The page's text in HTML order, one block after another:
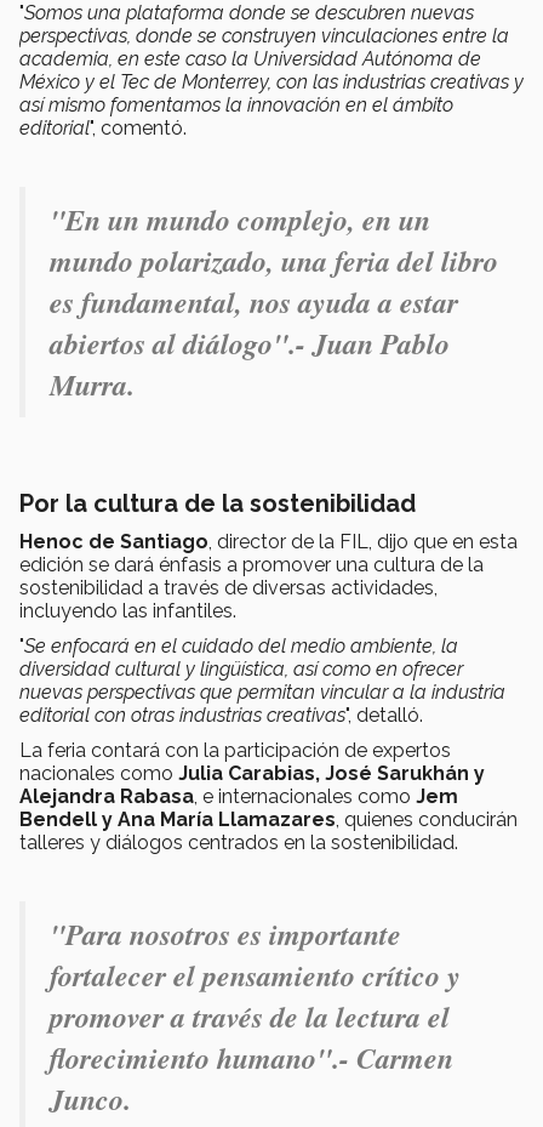
"Somos una plataforma donde se descubren nuevas
perspectivas, donde se construyen vinculaciones entre la
academia, en este caso la Universidad Autónoma de
México y el Tec de Monterrey, con las industrias creativas y
así mismo fomentamos la innovación en el ámbito
editorial", comentó.
"En un mundo complejo, en un
mundo polarizado, una feria del libro
es fundamental, nos ayuda a estar
abiertos al diálogo".- Juan Pablo
Murra.
Por la cultura de la sostenibilidad
Henoc de Santiago, director de la FIL, dijo que en esta
edición se dará énfasis a promover una cultura de la
sostenibilidad a través de diversas actividades,
incluyendo las infantiles.
"Se enfocará en el cuidado del medio ambiente, la
diversidad cultural y lingüística, así como en ofrecer
nuevas perspectivas que permitan vincular a la industria
editorial con otras industrias creativas", detalló.
La feria contará con la participación de expertos
nacionales como Julia Carabias, José Sarukhán y
Alejandra Rabasa, e internacionales como Jem
Bendell y Ana María Llamazares, quienes conducirán
talleres y diálogos centrados en la sostenibilidad.
"Para nosotros es importante
fortalecer el pensamiento crítico y
promover a través de la lectura el
florecimiento humano".- Carmen
Junco.